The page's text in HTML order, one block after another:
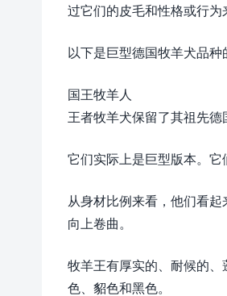
过它们的皮毛和性格或行为
以下是巨型德国牧羊犬品种
国王牧羊人
王者牧羊犬保留了其祖先德
它们实际上是巨型版本。它
从身材比例来看，他们看
向上卷曲。
牧羊王有厚实的、耐候的
色、貂色和黑色。